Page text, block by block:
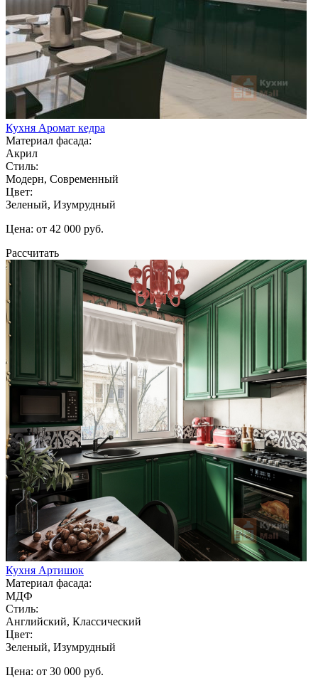
Кухня Аромат кедра
Материал фасада:
Акрил
Стиль:
Модерн, Современный
Цвет:
Зеленый, Изумрудный
Цена: от 42 000 руб.
Рассчитать
Кухня Артишок
Материал фасада:
МДФ
Стиль:
Английский, Классический
Цвет:
Зеленый, Изумрудный
Цена: от 30 000 руб.